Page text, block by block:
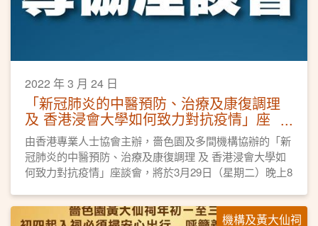
2022 年 3 月 24 日
「新冠肺炎的中醫預防、治療及康復調理
及 香港浸會大學如何致力對抗疫情」座
談會
由香港專業人士協會主辦，嗇色園及多間機構協辦的「新
冠肺炎的中醫預防、治療及康復調理 及 香港浸會大學如
何致力對抗疫情」座談會，將於3月29日（星期二）晚上8
機構及黃大仙祠